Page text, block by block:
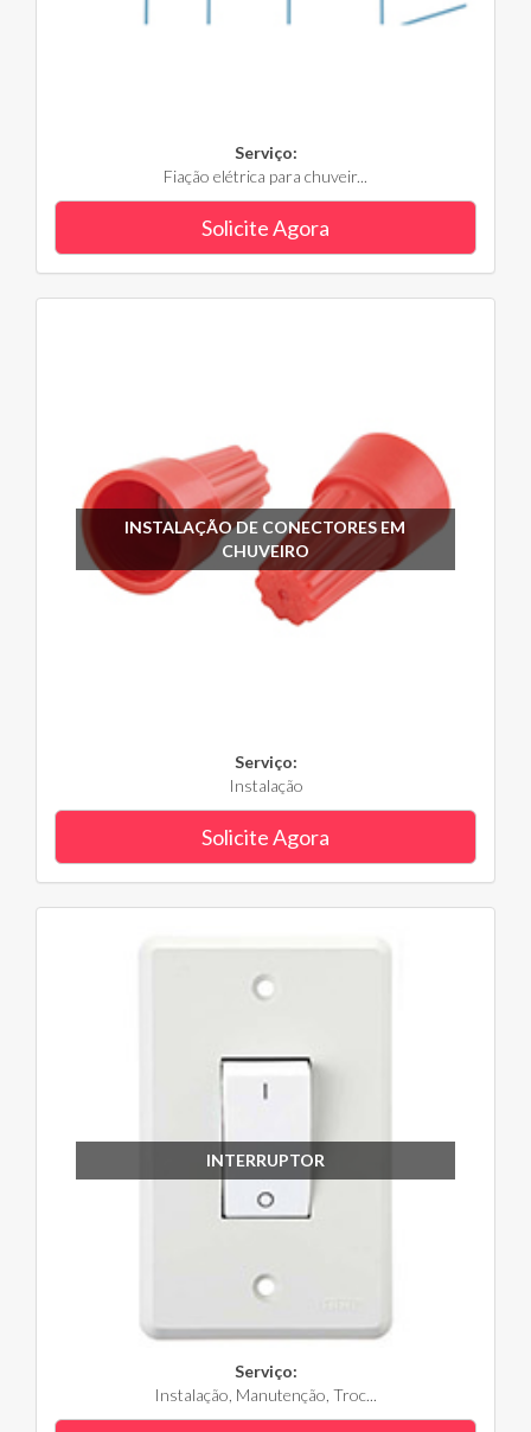
Serviço:
Fiação elétrica para chuveir...
Solicite Agora
INSTALAÇÃO DE CONECTORES EM
CHUVEIRO
Serviço:
Instalação
Solicite Agora
INTERRUPTOR
Serviço:
Instalação, Manutenção, Troc...